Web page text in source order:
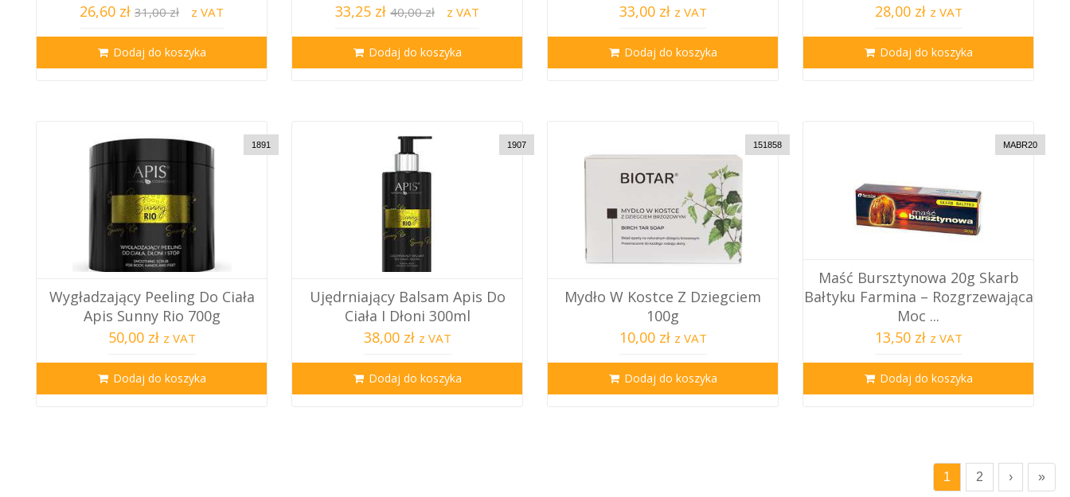
26,60 zł 31,00 zł z VAT
Dodaj do koszyka
33,25 zł 40,00 zł z VAT
Dodaj do koszyka
33,00 zł z VAT
Dodaj do koszyka
28,00 zł z VAT
Dodaj do koszyka
1891
Wygładzający Peeling Do Ciała
Apis Sunny Rio 700g
50,00 zł z VAT
Dodaj do koszyka
1907
Ujędrniający Balsam Apis Do
Ciała I Dłoni 300ml
38,00 zł z VAT
Dodaj do koszyka
151858
Mydło W Kostce Z Dziegciem
100g
10,00 zł z VAT
Dodaj do koszyka
MABR20
Maść Bursztynowa 20g Skarb
Bałtyku Farmina – Rozgrzewająca
Moc ...
13,50 zł z VAT
Dodaj do koszyka
1 2 › »